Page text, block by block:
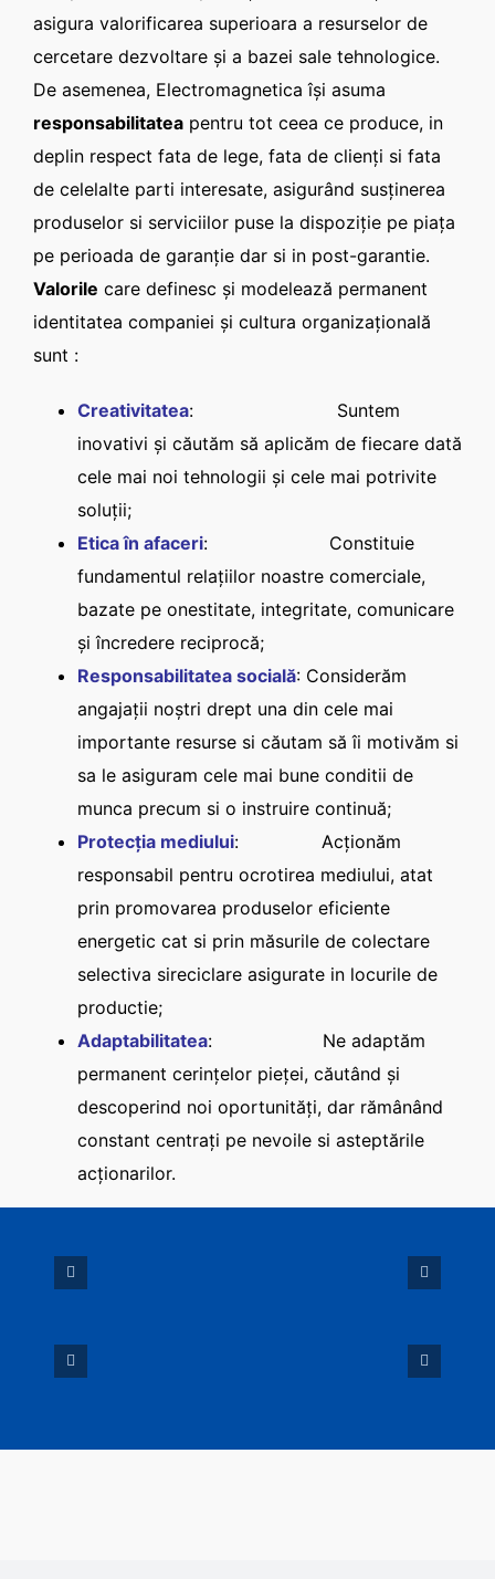
asigura valorificarea superioara a resurselor de
cercetare dezvoltare şi a bazei sale tehnologice.
De asemenea, Electromagnetica își asuma
responsabilitateapentru tot ceea ce produce, in
deplin respect fata de lege, fata de clienţi si fata
de celelalte parti interesate, asigurând susţinerea
produselor si serviciilor puse la dispoziţie pe piaţa
pe perioada de garanţie dar si in post-garantie.
Valorile care definesc și modelează permanent
identitatea companiei și cultura organizațională
sunt :
Creativitatea: Suntem
inovativi și căutăm să aplicăm de fiecare dată
cele mai noi tehnologii și cele mai potrivite
soluții;
Etica în afaceri: Constituie
fundamentul relațiilor noastre comerciale,
bazate pe onestitate, integritate, comunicare
și încredere reciprocă;
Responsabilitatea socială: Considerăm
angajații noștri drept una din cele mai
importante resurse si căutam să îi motivăm si
sa le asiguram cele mai bune conditii de
munca precum si o instruire continuă;
Protecția mediului: Acționăm
responsabil pentru ocrotirea mediului, atat
prin promovarea produselor eficiente
energetic cat si prin măsurile de colectare
selectiva sireciclare asigurate in locurile de
productie;
Adaptabilitatea: Ne adaptăm
permanent cerințelor pieței, căutând și
descoperind noi oportunități, dar rămânând
constant centrați pe nevoile si asteptările
acționarilor.